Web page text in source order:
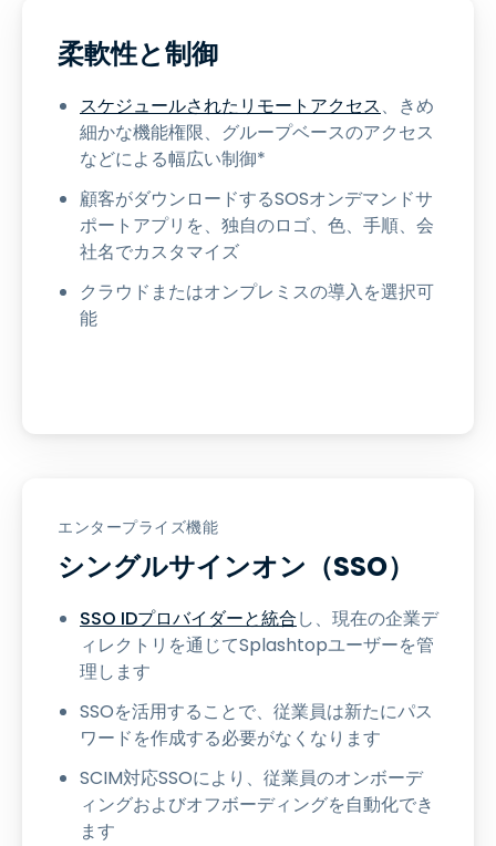
柔軟性と制御
スケジュールされたリモートアクセス、きめ
細かな機能権限、グループベースのアクセス
などによる幅広い制御*
顧客がダウンロードするSOSオンデマンドサ
ポートアプリを、独自のロゴ、色、手順、会
社名でカスタマイズ
クラウドまたはオンプレミスの導入を選択可
能
エンタープライズ機能
シングルサインオン（SSO）
SSO IDプロバイダーと統合し、現在の企業デ
ィレクトリを通じてSplashtopユーザーを管
理します
SSOを活用することで、従業員は新たにパス
ワードを作成する必要がなくなります
SCIM対応SSOにより、従業員のオンボーデ
ィングおよびオフボーディングを自動化でき
ます